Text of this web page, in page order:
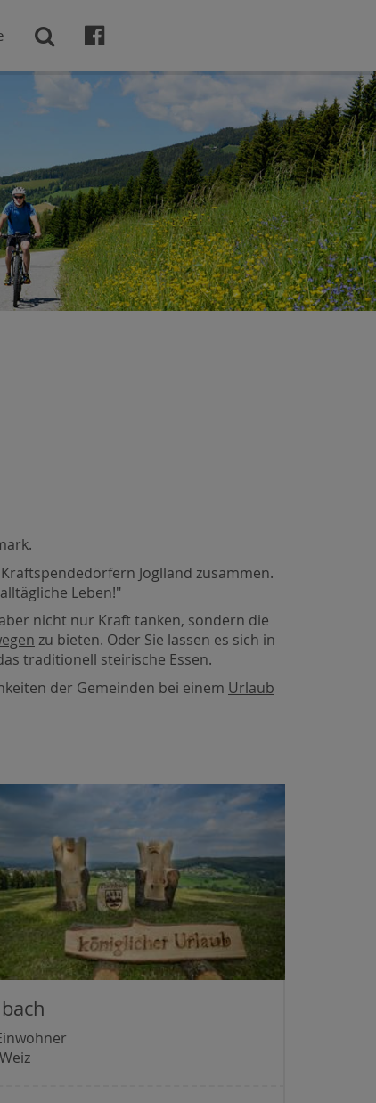
.
Joglland zusammen.
Leben!"
nicht nur Kraft tanken, sondern die
zu bieten. Oder Sie lassen es sich in
traditionell steirische Essen.
der Gemeinden bei einem Urlaub
 